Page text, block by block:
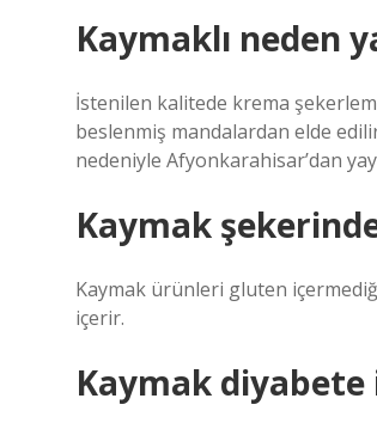
Kaymaklı neden
İstenilen kalitede krema
beslenmiş mandalardan elde
nedeniyle Afyonkarahisar’dan
Kaymak
Kaymak ürünleri gluten
içerir.
Kaymak